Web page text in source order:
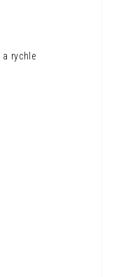
rychle